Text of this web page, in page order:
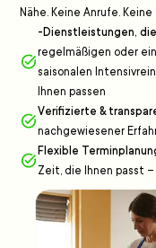
Nähe. Keine Anrufe.
-Dienstleistungen,
regelmäßigen oder
saisonalen
Ihnen passen
Verifizierte &
nachgewiesener
Flexible
Zeit, die Ihnen passt